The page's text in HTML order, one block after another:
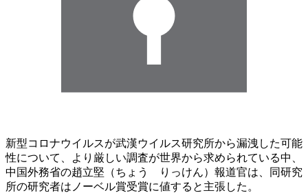
新型コロナウイルスが武漢ウイルス研究所から漏洩した可能
性について、より厳しい調査が世界から求められている中、
中国外務省の趙立堅（ちょう りっけん）報道官は、同研究
所の研究者はノーベル賞受賞に値すると主張した。